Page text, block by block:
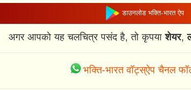
डाउनलोड भक्ति-भारत ऐप
अगर आपको यह चलचित्र पसंद है, तो कृपयाशेयर,
भक्ति-भारत वॉट्स्ऐप चैनल